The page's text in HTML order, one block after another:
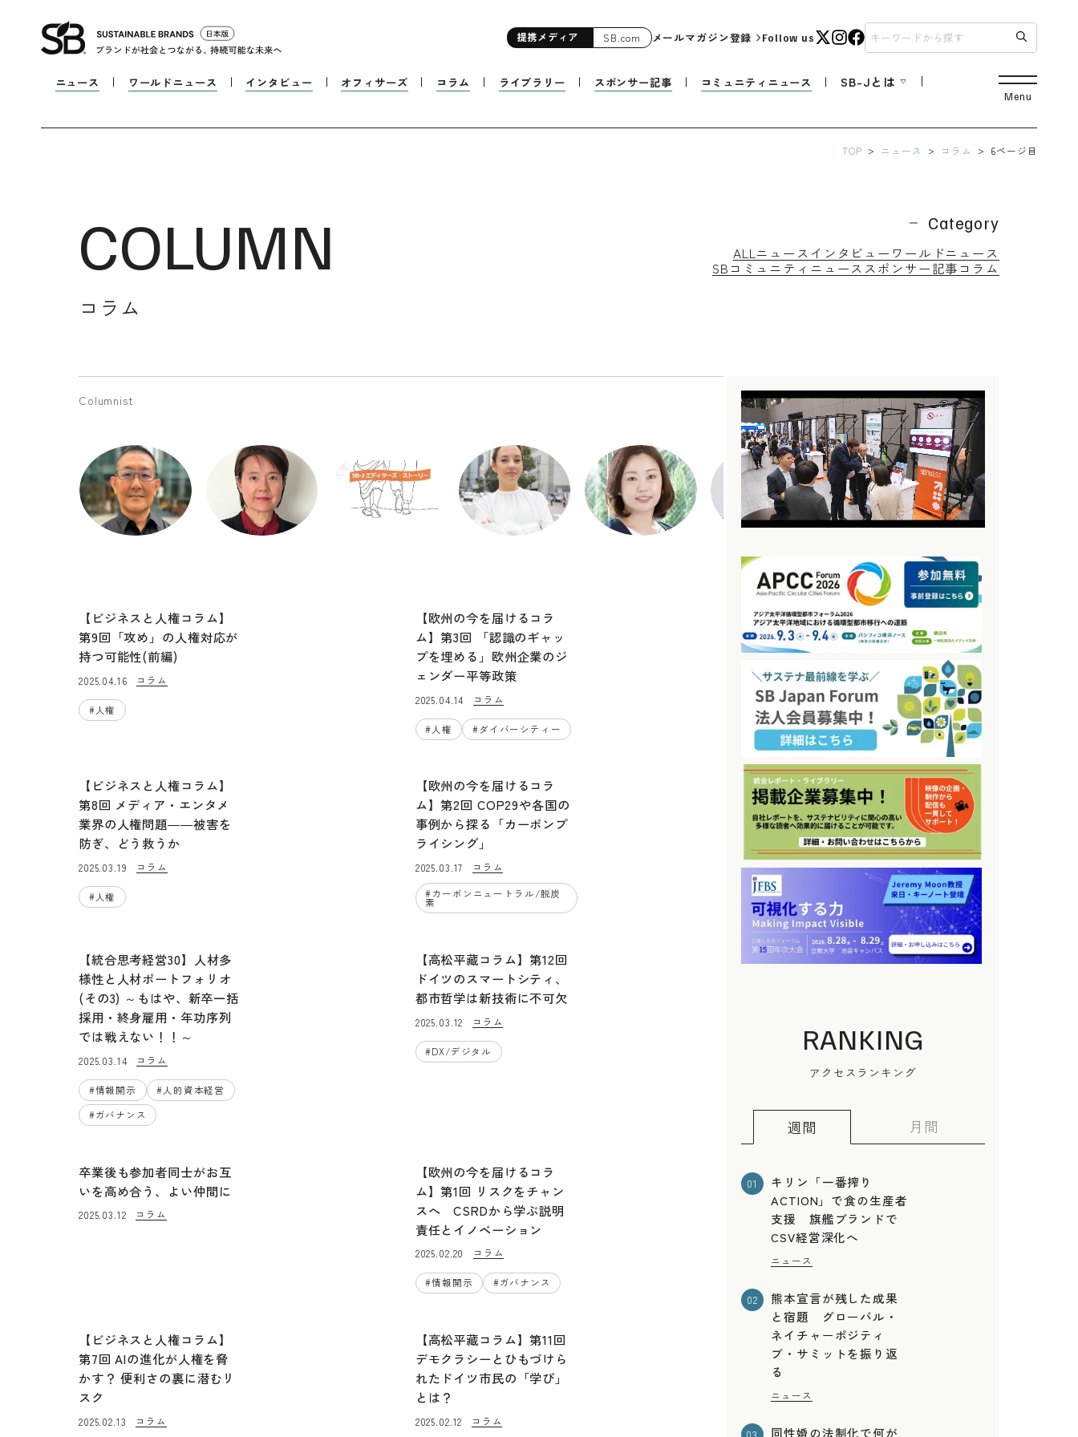
提携メディア SB.com メールマガジン登録 Follow us
ニュース ワールドニュース インタビュー オフィサーズ コラム ライブラリー スポンサー記事 コミュニティニュース SB-Jとは
Menu
TOP ニュース コラム 6ページ目
COLUMN
コラム
Category
ALL ニュース インタビュー ワールドニュース
SBコミュニティニュース スポンサー記事 コラム
Columnist
ステインウェル いま
本社の取締役CSO(Chief
Sustainability Officer)
高松 平藏
ドイツ在住ジャーナリス
佐々木 恭子
モナシュ大学大学院 社
会科学研究科 リサー
チ・アフィリエイト (社
会学博士)
映画キュレーター、ライ
ター、大丸有SDGs映画
祭アンバサダー
【ビジネスと人権コラム】
第9回「攻め」の人権対応が
持つ可能性(前編)
2025.04.16 コラム
# 人権
【欧州の今を届けるコラ
ム】第3回 「認識のギャッ
プを埋める」欧州企業のジ
ェンダー平等政策
2025.04.14 コラム
# 人権 #ダイバーシティー
【ビジネスと人権コラム】
第8回 メディア・エンタメ
業界の人権問題――被害を
防ぎ、どう救うか
2025.03.19 コラム
#人権
【欧州の今を届けるコラ
ム】第2回 COP29や各国の
事例から探る「カーボンプ
ライシング」
2025.03.17 コラム
#カーボンニュートラル/脱炭
素
【統合思考経営30】人材多
様性と人材ポートフォリオ
(その3) ～もはや、新卒一括
採用・終身雇用・年功序列
では戦えない！！～
2025.03.14 コラム
#情報開示 # 人的資本経営
#ガバナンス
【高松平藏コラム】第12回
ドイツのスマートシティ、
都市哲学は新技術に不可欠
2025.03.12 コラム
#DX/デジタル
卒業後も参加者同士がお互
いを高め合う、よい仲間に
2025.03.12 コラム
【欧州の今を届けるコラ
ム】第1回 リスクをチャン
スへ CSRDから学ぶ説明
責任とイノベーション
2025.02.20 コラム
#情報開示 #ガバナンス
【ビジネスと人権コラム】
第7回 AIの進化が人権を脅
かす？ 便利さの裏に潜むリ
スク
2025.02.13 コラム
【高松平藏コラム】第11回
デモクラシーとひもづけら
れたドイツ市民の「学び」
とは？
2025.02.12 コラム
RANKING
アクセスランキング
週間 月間
01
キリン「一番搾り
ACTION」で食の生産者
支援 旗艦ブランドで
CSV経営深化へ
ニュース
02
熊本宣言が残した成果
と宿題 グローバル・
ネイチャーポジティ
ブ・サミットを振り返
る
ニュース
同性婚の法制化で何が